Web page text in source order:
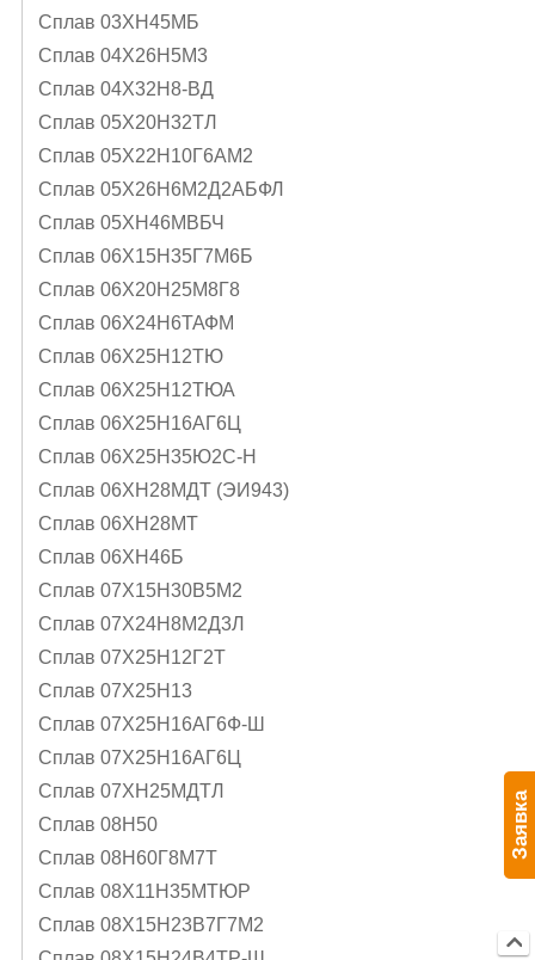
Сплав 03ХН45МБ
Сплав 04Х26Н5М3
Сплав 04Х32Н8-ВД
Сплав 05X20H32TЛ
Сплав 05Х22Н10Г6АМ2
Сплав 05Х26Н6М2Д2АБФЛ
Сплав 05ХН46МВБЧ
Сплав 06Х15Н35Г7М6Б
Сплав 06Х20Н25М8Г8
Сплав 06Х24Н6ТАФМ
Сплав 06Х25Н12ТЮ
Сплав 06Х25Н12ТЮА
Сплав 06Х25Н16АГ6Ц
Сплав 06Х25Н35Ю2С-Н
Сплав 06ХН28МДТ (ЭИ943)
Сплав 06ХН28МТ
Сплав 06ХН46Б
Сплав 07Х15Н30В5М2
Сплав 07Х24Н8М2Д3Л
Сплав 07Х25Н12Г2Т
Сплав 07Х25Н13
Сплав 07Х25Н16АГ6Ф-Ш
Сплав 07Х25Н16АГ6Ц
Сплав 07ХН25МДТЛ
Сплав 08Н50
Сплав 08Н60Г8М7Т
Сплав 08Х11Н35МТЮР
Сплав 08Х15Н23В7Г7М2
Заявка